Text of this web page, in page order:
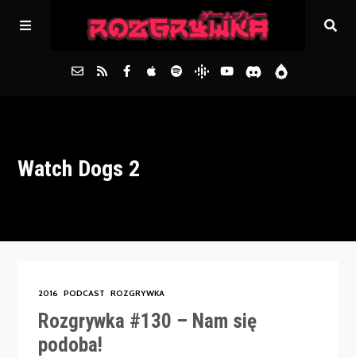
Archiwum
Watch Dogs 2
2016 PODCAST ROZGRYWKA
Rozgrywka #130 – Nam się
podoba!